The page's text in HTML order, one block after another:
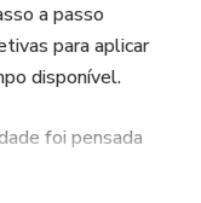
a passo
para aplicar
disponível.
foi pensada